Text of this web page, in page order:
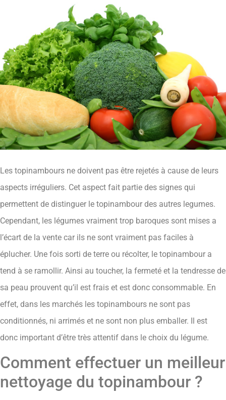
Les topinambours ne doivent pas être rejetés à cause de leurs
aspects irréguliers. Cet aspect fait partie des signes qui
permettent de distinguer le topinambour des autres legumes.
Cependant, les légumes vraiment trop baroques sont mises a
l’écart de la vente car ils ne sont vraiment pas faciles à
éplucher. Une fois sorti de terre ou récolter, le topinambour a
tend à se ramollir. Ainsi au toucher, la fermeté et la tendresse de
sa peau prouvent qu’il est frais et est donc consommable. En
effet, dans les marchés les topinambours ne sont pas
conditionnés, ni arrimés et ne sont non plus emballer. Il est
donc important d’être très attentif dans le choix du légume.
Comment effectuer un meilleur
nettoyage du topinambour ?